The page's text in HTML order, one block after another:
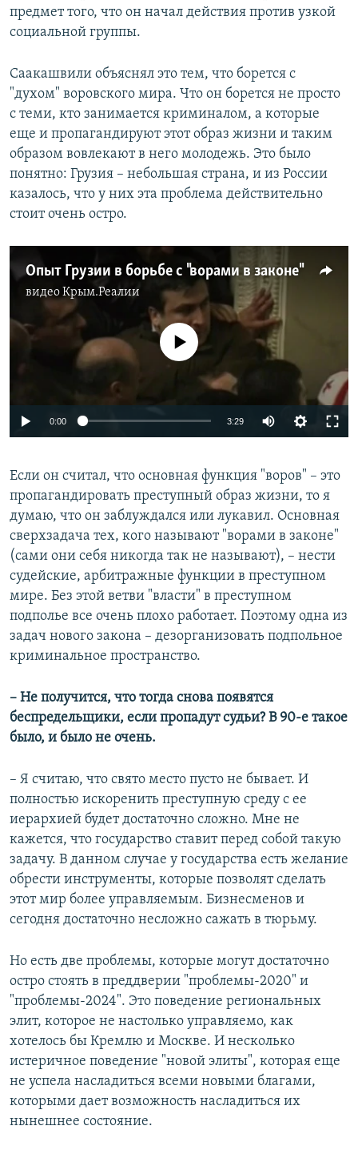
предмет того, что он начал действия против узкой
социальной группы.
Саакашвили объяснял это тем, что борется с
"духом" воровского мира. Что он борется не просто
с теми, кто занимается криминалом, а которые
еще и пропагандируют этот образ жизни и таким
образом вовлекают в него молодежь. Это было
понятно: Грузия – небольшая страна, и из России
казалось, что у них эта проблема действительно
стоит очень остро.
Опыт Грузии в борьбе с "ворами в законе"
видеоКрым.Реалии
No media source currently available
0:00 3:29
Если он считал, что основная функция "воров" – это
пропагандировать преступный образ жизни, то я
думаю, что он заблуждался или лукавил. Основная
сверхзадача тех, кого называют "ворами в законе"
(сами они себя никогда так не называют), – нести
судейские, арбитражные функции в преступном
мире. Без этой ветви "власти" в преступном
подполье все очень плохо работает. Поэтому одна из
задач нового закона – дезорганизовать подпольное
криминальное пространство.
– Не получится, что тогда снова появятся
беспредельщики, если пропадут судьи? В 90-е такое
было, и было не очень.
– Я считаю, что свято место пусто не бывает. И
полностью искоренить преступную среду с ее
иерархией будет достаточно сложно. Мне не
кажется, что государство ставит перед собой такую
задачу. В данном случае у государства есть желание
обрести инструменты, которые позволят сделать
этот мир более управляемым. Бизнесменов и
сегодня достаточно несложно сажать в тюрьму.
Но есть две проблемы, которые могут достаточно
остро стоять в преддверии "проблемы-2020" и
"проблемы-2024". Это поведение региональных
элит, которое не настолько управляемо, как
хотелось бы Кремлю и Москве. И несколько
истеричное поведение "новой элиты", которая еще
не успела насладиться всеми новыми благами,
которыми дает возможность насладиться их
нынешнее состояние.